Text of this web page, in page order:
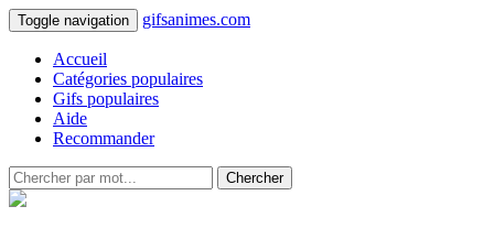
Toggle navigation gifsanimes.com
Accueil
Catégories populaires
Gifs populaires
Aide
Recommander
Chercher